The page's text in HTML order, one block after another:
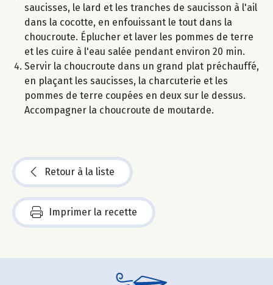
saucisses, le lard et les tranches de saucisson à l'ail
dans la cocotte, en enfouissant le tout dans la
choucroute. Éplucher et laver les pommes de terre
et les cuire à l'eau salée pendant environ 20 min.
Servir la choucroute dans un grand plat préchauffé,
en plaçant les saucisses, la charcuterie et les
pommes de terre coupées en deux sur le dessus.
Accompagner la choucroute de moutarde.
Retour à la liste
Imprimer la recette